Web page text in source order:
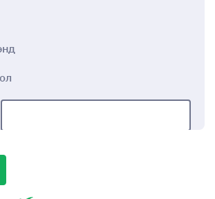
аюулгүй байдлын нийт
үнэлэх вэ?